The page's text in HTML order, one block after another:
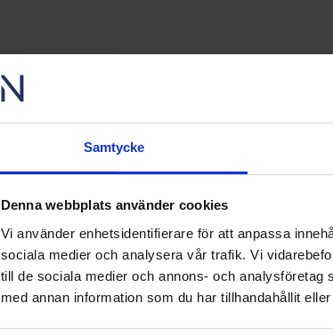
Samtycke
Denna webbplats använder cookies
Vi använder enhetsidentifierare för att anpassa
sociala medier och analysera vår trafik. Vi
till de sociala medier och annons- och
med annan information som du har tillhandahållit